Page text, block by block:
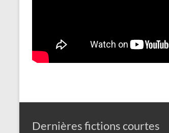
Dernières fictions courtes